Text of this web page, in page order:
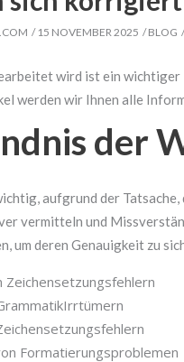
15 NOVEMBER 2025 BLOG
wird ist ein
werden wir Ihnen alle
der
aufgrund der
vermitteln und
um deren Genauigkeit zu
Zeichensetzungsfehlern
Formatierungsproblemen